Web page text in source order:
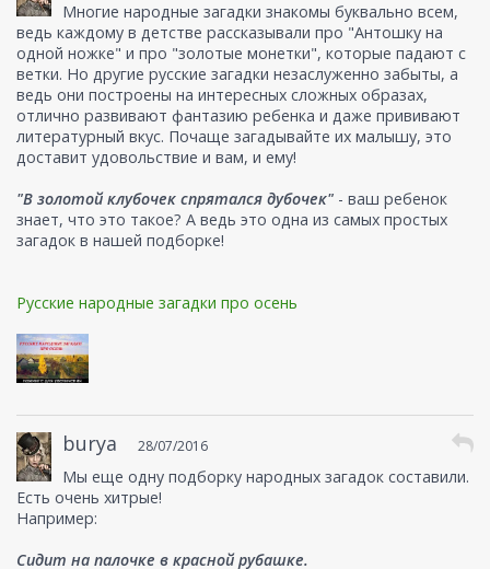
Многие народные загадки знакомы буквально всем,
ведь каждому в детстве рассказывали про "Антошку на
одной ножке" и про "золотые монетки", которые падают с
ветки. Но другие русские загадки незаслуженно забыты, а
ведь они построены на интересных сложных образах,
отлично развивают фантазию ребенка и даже прививают
литературный вкус. Почаще загадывайте их малышу, это
доставит удовольствие и вам, и ему!
"В золотой клубочек спрятался дубочек" - ваш ребенок
знает, что это такое? А ведь это одна из самых простых
загадок в нашей подборке!
Русские народные загадки про осень
burya 28/07/2016
Мы еще одну подборку народных загадок составили.
Есть очень хитрые!
Например:
Сидит на палочке в красной рубашке.